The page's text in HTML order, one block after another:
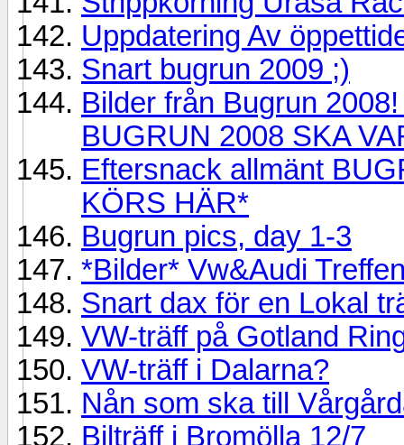
Uppdatering Av
Snart bugrun 2009 ;)
Bilder från Bugrun
BUGRUN 2008 SKA
Eftersnack allmänt
KÖRS HÄR*
Bugrun pics, day 1-3
*Bilder* Vw&Audi
Snart dax för en Lokal
VW-träff på Gotland
VW-träff i Dalarna?
Nån som ska till
Bilträff i Bromölla 12/7